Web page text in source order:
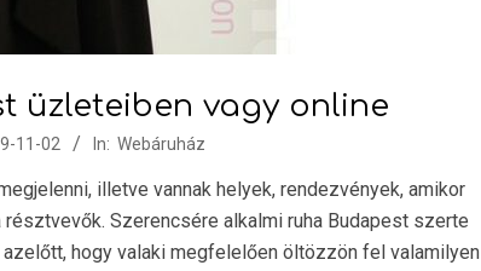
üzleteiben vagy online
11-02 In: Webáruház
illetve vannak helyek, rendezvények, amikor
Szerencsére alkalmi ruha Budapest szerte
hogy valaki megfelelően öltözzön fel valamilyen